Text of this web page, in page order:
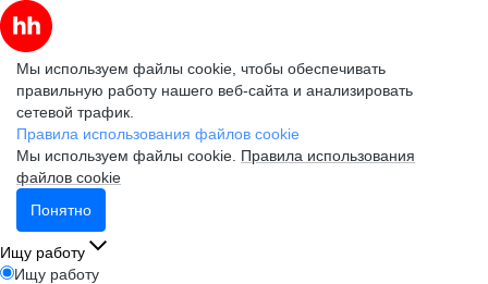
Мы используем файлы cookie, чтобы обеспечивать
правильную работу нашего веб-сайта и анализировать
сетевой трафик.
Правила использования файлов cookie
Мы используем файлы cookie. Правила использования
файлов cookie
Понятно
Ищу работу
Ищу работу